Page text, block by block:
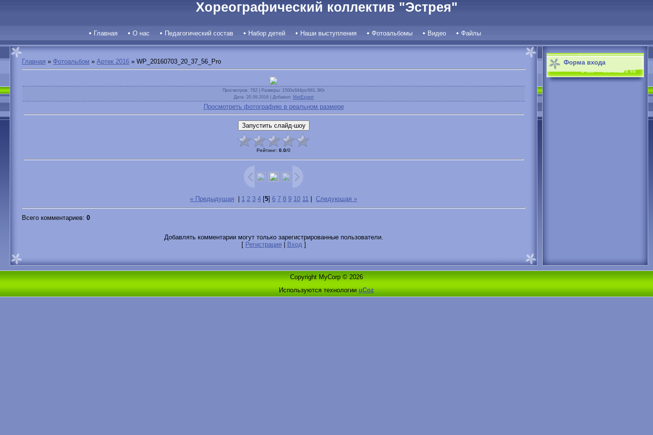
Хореографический коллектив "Эстрея"
Главная О нас Педагогический состав Набор детей Наши выступления Фотоальбомы Видео Файлы
Главная » Фотоальбом » Артек 2016 » WP_20160703_20_37_56_Pro
Просмотров: 762 | Размеры: 1500x844px/661.3Kb
Дата: 20.09.2016 | Добавил: MetExpert
Просмотреть фотографию в реальном размере
Рейтинг: 0.0/0
« Предыдущая 1 2 3 4 [5] 6 7 8 9 10 11 Следующая »
Всего комментариев: 0
Добавлять комментарии могут только зарегистрированные пользователи.
[ Регистрация Вход]
Форма входа
Copyright MyCorp © 2026
Используются технологииuCoz